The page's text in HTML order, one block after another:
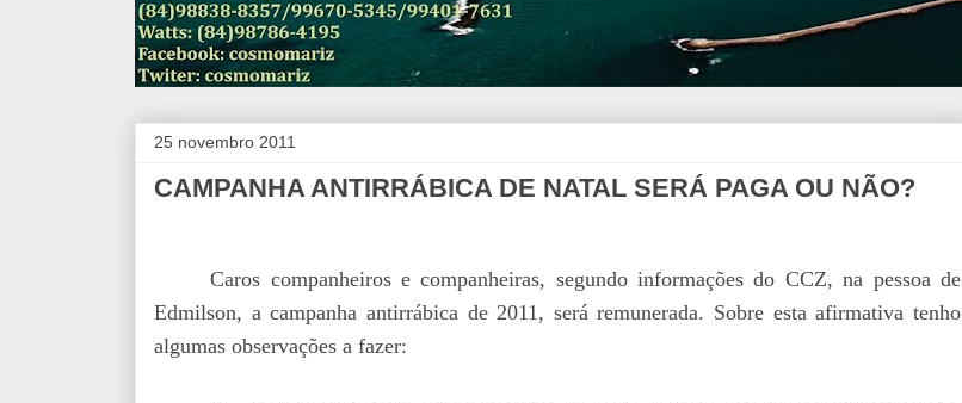
25 novembro 2011
CAMPANHA ANTIRRÁBICA DE NATAL SERÁ PAGA OU NÃO?
Caros companheiros e companheiras, segundo informações do CCZ, na pessoa de
Edmilson, a campanha antirrábica de 2011, será remunerada. Sobre esta afirmativa tenho
algumas observações a fazer: